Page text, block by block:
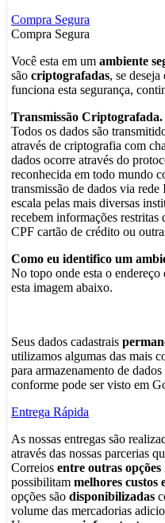
Compra Segura
Compra Segura
Você esta em um ambiente
são criptografadas, se
funciona esta segurança,
Transmissão Criptografada.
Todos os dados são
através de criptografia com
dados ocorre através do
reconhecida em todo mundo
transmissão de dados via
escala pelas mais diversas
recebem informações restritas
CPF cartão de crédito ou
Como eu identifico um
No topo onde esta o
esta imagem abaixo.
Seus dados cadastrais
utilizamos algumas das mais
para armazenamento de
conforme pode ser visto em
Entrega Rápida
As nossas entregas são
através das nossas parcerias
Correios entre outras opções
possibilitam melhores custos
opções são disponibilizadas
volume das mercadorias